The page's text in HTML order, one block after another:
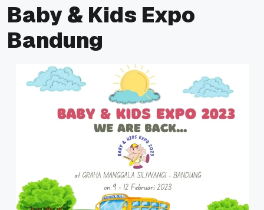
Baby & Kids Expo
Bandung